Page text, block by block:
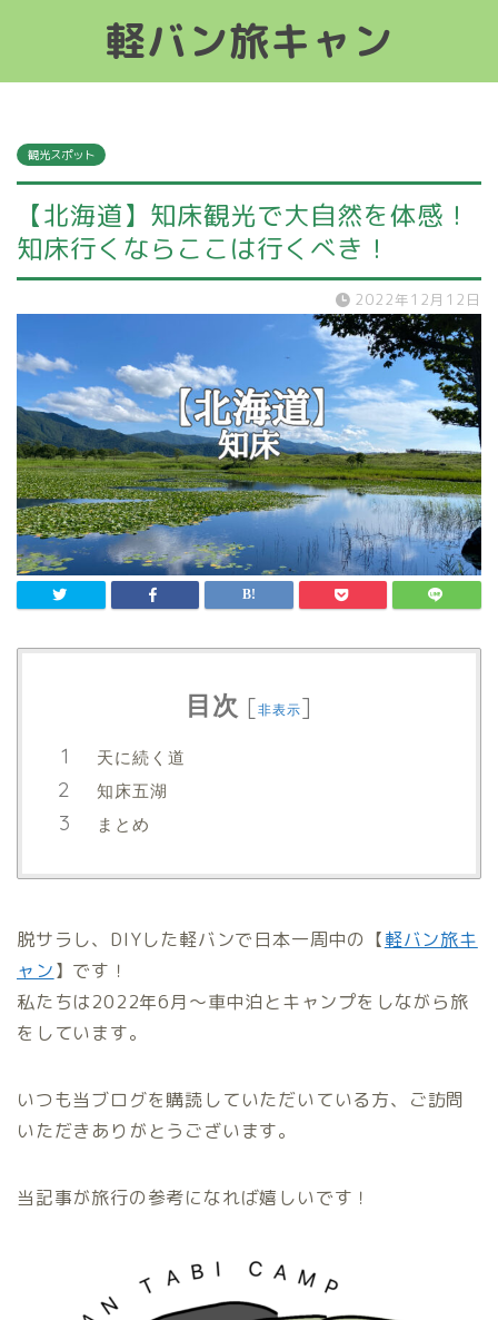
軽バン旅キャン
観光スポット
【北海道】知床観光で大自然を体感！
知床行くならここは行くべき！
2022年12月12日
目次 [非表示]
天に続く道
知床五湖
まとめ
脱サラし、DIYした軽バンで日本一周中の【軽バン旅キ
ャン】です！
私たちは2022年6月～車中泊とキャンプをしながら旅
をしています。
いつも当ブログを購読していただいている方、ご訪問
いただきありがとうございます。
当記事が旅行の参考になれば嬉しいです！